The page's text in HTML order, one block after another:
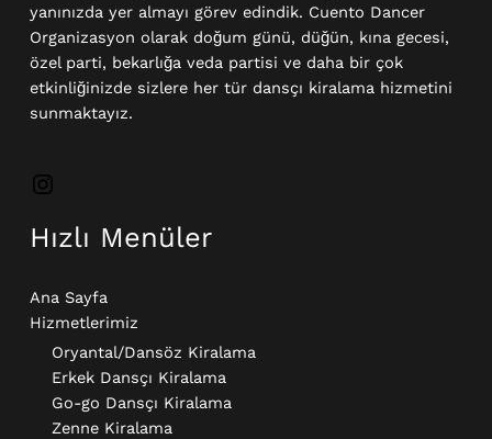
yanınızda yer almayı görev edindik. Cuento Dancer
Organizasyon olarak doğum günü, düğün, kına gecesi,
özel parti, bekarlığa veda partisi ve daha bir çok
etkinliğinizde sizlere her tür dansçı kiralama hizmetini
sunmaktayız.
Hızlı Menüler
Ana Sayfa
Hizmetlerimiz
Oryantal/Dansöz Kiralama
Erkek Dansçı Kiralama​
Go-go Dansçı Kiralama​
Zenne Kiralama